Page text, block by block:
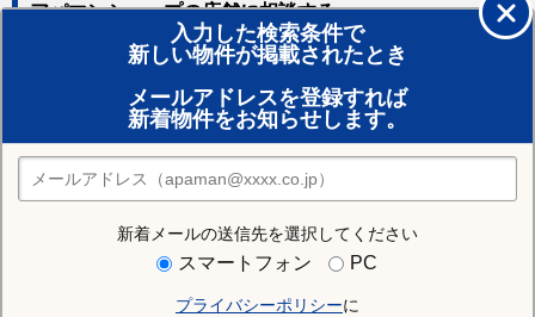
入力した検索条件で
新しい物件が掲載されたとき
メールアドレスを登録すれば
新着物件をお知らせします。
新着メールの送信先を選択してください
スマートフォン PC
プライバシーポリシーに
アパマンショップの店舗に相談する
賃貸のプロがお部屋探し！
おまかせ物件リクエスト
住みたい街の店舗を探す
店舗検索
住む街研究所で旭川市の情報を見る